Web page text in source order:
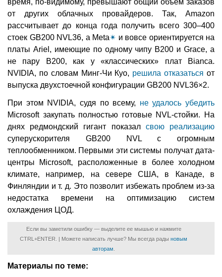
время, по-видимому, превышают общий объём заказов
от других облачных провайдеров. Так, Amazon
рассчитывает до конца года получить всего 300–400
стоек GB200 NVL36, а Meta✴ и вовсе ориентируется на
платы Ariel, имеющие по одному чипу B200 и Grace, а
не пару B200, как у «классических» плат Bianca.
NVIDIA, по словам Минг-Чи Куо, решила отказаться от
выпуска двухстоечной конфигурации GB200 NVL36×2.
При этом NVIDIA, судя по всему, не удалось убедить
Microsoft закупать полностью готовые NVL-стойки. На
днях редмондский гигант показал свою реализацию
суперускорителя GB200 NVL с огромным
теплообменником. Первыми эти системы получат дата-
центры Microsoft, расположенные в более холодном
климате, например, на севере США, в Канаде, в
Финляндии и т. д. Это позволит избежать проблем из-за
недостатка времени на оптимизацию систем
охлаждения ЦОД.
Если вы заметили ошибку — выделите ее мышью и нажмите
CTRL+ENTER. | Можете написать лучше? Мы всегда рады новым
авторам
Материалы по теме: